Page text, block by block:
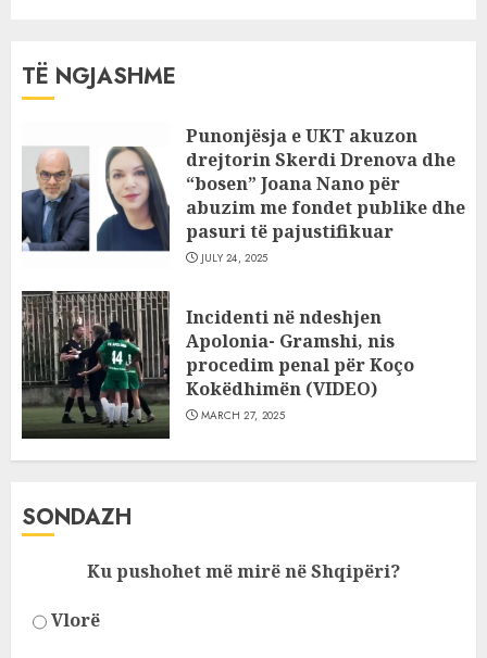
TË NGJASHME
Punonjësja e UKT akuzon
drejtorin Skerdi Drenova dhe
“bosen” Joana Nano për
abuzim me fondet publike dhe
pasuri të pajustifikuar
JULY 24, 2025
Incidenti në ndeshjen
Apolonia- Gramshi, nis
procedim penal për Koço
Kokëdhimën (VIDEO)
MARCH 27, 2025
SONDAZH
Ku pushohet më mirë në Shqipëri?
Vlorë